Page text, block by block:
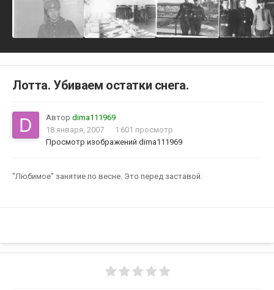
Лотта. Убиваем остатки снега.
Автор dima111969
18 января, 2007
1 601 просмотр
Просмотр изображений dima111969
"Любимое" занятие по весне. Это перед заставой.